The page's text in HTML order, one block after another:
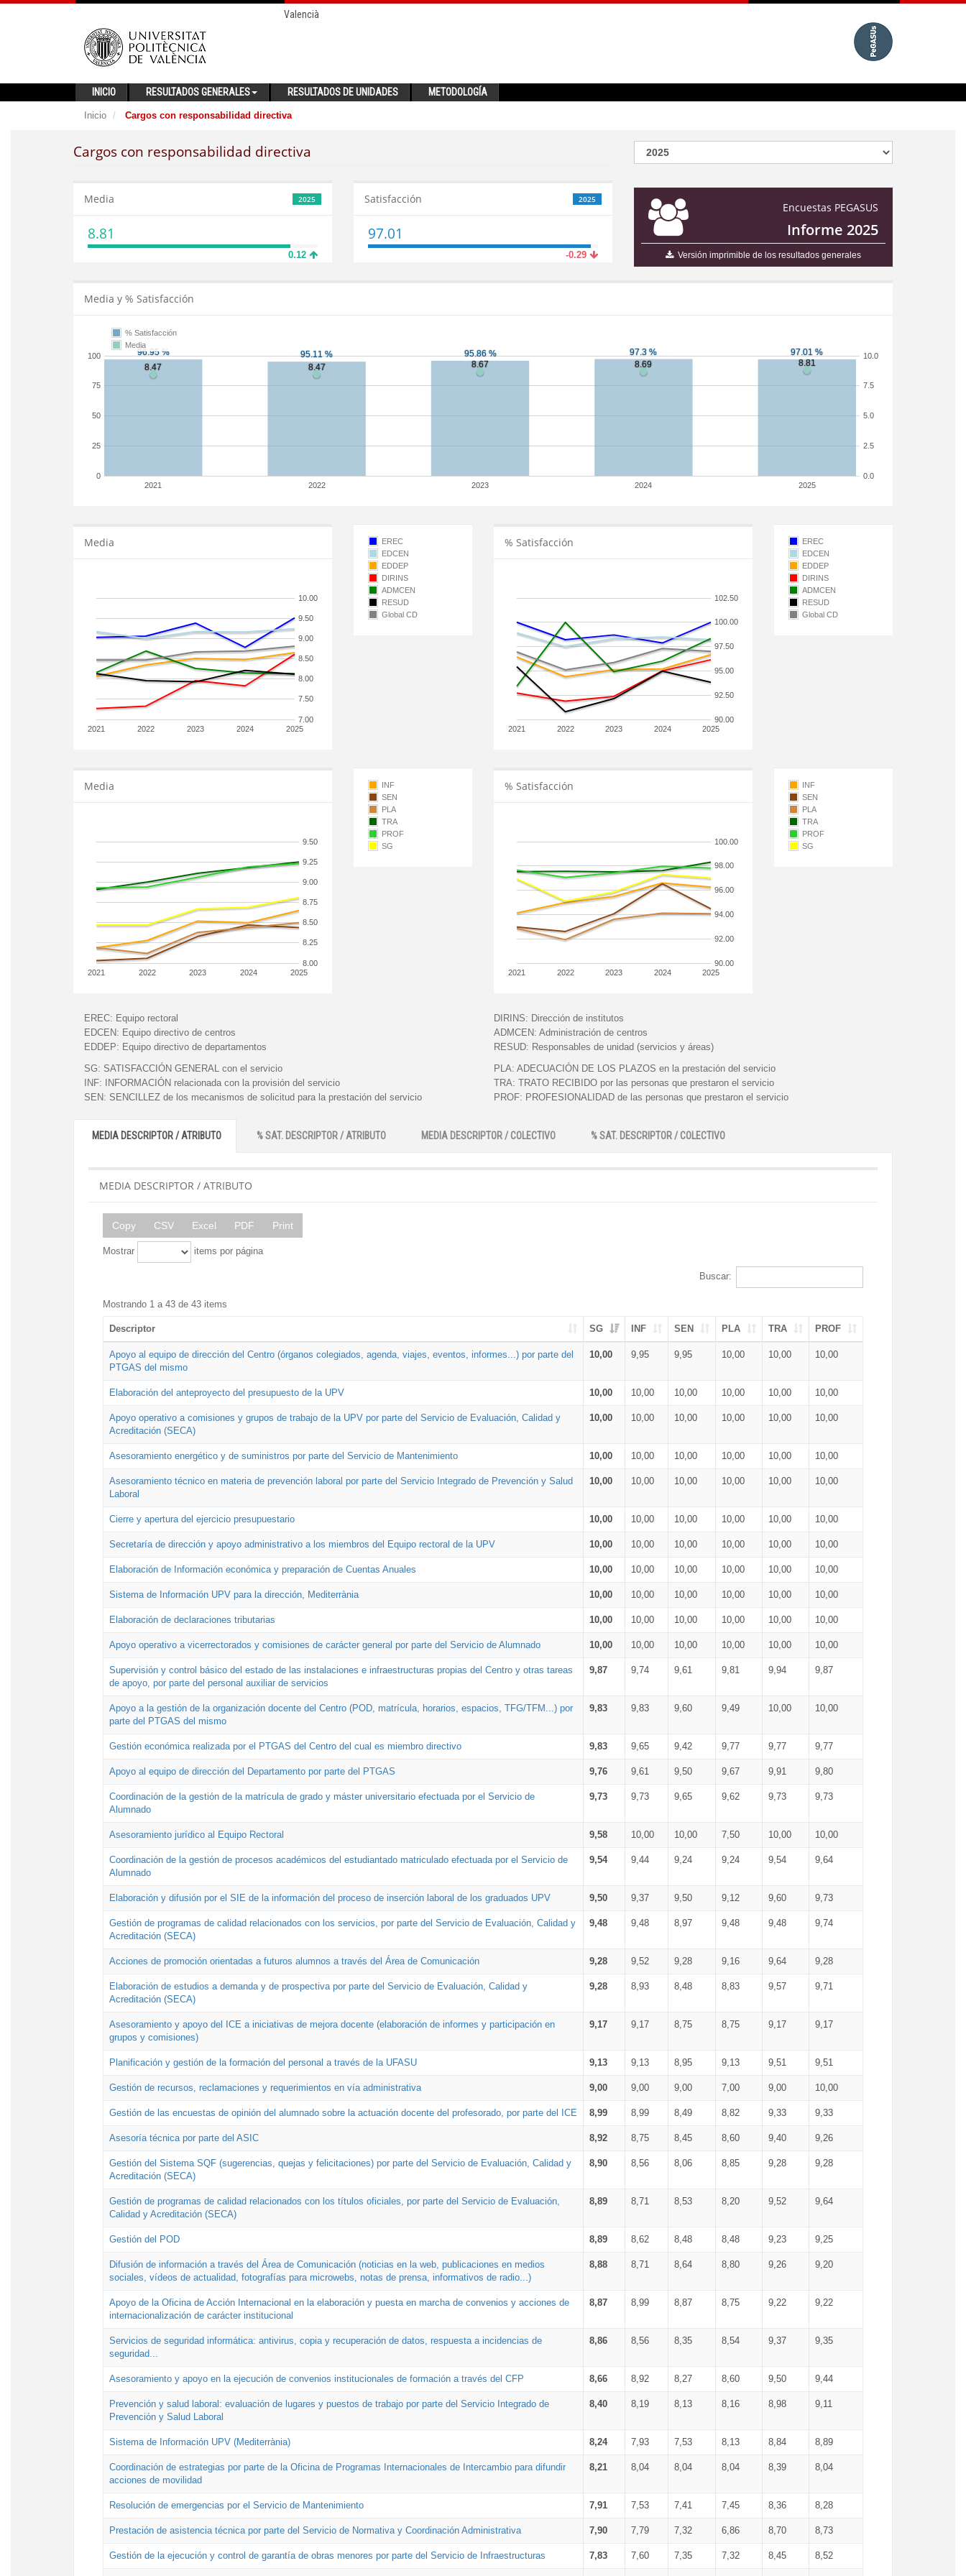
Valencià
INICIO RESULTADOS GENERALES RESULTADOS DE UNIDADES METODOLOGÍA
Inicio Cargos con responsabilidad directiva
Cargos con responsabilidad directiva
Encuestas PEGASUS
Informe 2025
Versión imprimible de los resultados generales
2025
Media
8.81
0.12
2025
Satisfacción
97.01
-0.29
Media y % Satisfacción
2021 2022 2023 2024 2025
0
25
50
75
100
0.0
2.5
5.0
7.5
10.0
% Satisfacción
Media
Media
2021 2022 2023 2024 2025
7.00
7.50
8.00
8.50
9.00
9.50
10.00
EREC
EDCEN
EDDEP
DIRINS
ADMCEN
RESUD
Global CD
% Satisfacción
2021 2022 2023 2024 2025
90.00
92.50
95.00
97.50
100.00
102.50
EREC
EDCEN
EDDEP
DIRINS
ADMCEN
RESUD
Global CD
Media
2021 2022 2023 2024 2025
8.00
8.25
8.50
8.75
9.00
9.25
9.50
INF
SEN
PLA
TRA
PROF
SG
% Satisfacción
2021 2022 2023 2024 2025
90.00
92.00
94.00
96.00
98.00
100.00
INF
SEN
PLA
TRA
PROF
SG
EREC: Equipo rectoral
EDCEN: Equipo directivo de centros
EDDEP: Equipo directivo de departamentos
DIRINS: Dirección de institutos
ADMCEN: Administración de centros
RESUD: Responsables de unidad (servicios y áreas)
SG: SATISFACCIÓN GENERAL con el servicio
INF:
INFORMACIÓN relacionada con la provisión del servicio
SEN: SENCILLEZ de los mecanismos de solicitud para la prestación del servicio
PLA: ADECUACIÓN DE LOS PLAZOS en la prestación del servicio
TRA: TRATO RECIBIDO por las personas que prestaron el servicio
PROF: PROFESIONALIDAD de las personas que prestaron el servicio
MEDIA DESCRIPTOR / ATRIBUTO % SAT. DESCRIPTOR / ATRIBUTO MEDIA DESCRIPTOR / COLECTIVO % SAT. DESCRIPTOR / COLECTIVO
MEDIA DESCRIPTOR / ATRIBUTO
Copy CSV Excel PDF Print
Mostrar items por página
Buscar:
Mostrando 1 a 43 de 43 items
Descriptor SG INF SEN PLA TRA PROF
Apoyo al equipo de dirección del Centro (órganos colegiados, agenda, viajes, eventos, informes...) por parte del
PTGAS del mismo
10,00 9,95 9,95 10,00 10,00 10,00
Elaboración del anteproyecto del presupuesto de la UPV 10,00 10,00 10,00 10,00 10,00 10,00
Apoyo operativo a comisiones y grupos de trabajo de la UPV por parte del Servicio de Evaluación, Calidad y
Acreditación (SECA)
10,00 10,00 10,00 10,00 10,00 10,00
Asesoramiento energético y de suministros por parte del Servicio de Mantenimiento 10,00 10,00 10,00 10,00 10,00 10,00
Asesoramiento técnico en materia de prevención laboral por parte del Servicio Integrado de Prevención y Salud
Laboral
10,00 10,00 10,00 10,00 10,00 10,00
Cierre y apertura del ejercicio presupuestario 10,00 10,00 10,00 10,00 10,00 10,00
Secretaría de dirección y apoyo administrativo a los miembros del Equipo rectoral de la UPV 10,00 10,00 10,00 10,00 10,00 10,00
Elaboración de Información económica y preparación de Cuentas Anuales 10,00 10,00 10,00 10,00 10,00 10,00
Sistema de Información UPV para la dirección, Mediterrània 10,00 10,00 10,00 10,00 10,00 10,00
Elaboración de declaraciones tributarias 10,00 10,00 10,00 10,00 10,00 10,00
Apoyo operativo a vicerrectorados y comisiones de carácter general por parte del Servicio de Alumnado 10,00 10,00 10,00 10,00 10,00 10,00
Supervisión y control básico del estado de las instalaciones e infraestructuras propias del Centro y otras tareas
de apoyo, por parte del personal auxiliar de servicios
9,87 9,74 9,61 9,81 9,94 9,87
Apoyo a la gestión de la organización docente del Centro (POD, matrícula, horarios, espacios, TFG/TFM...) por
parte del PTGAS del mismo
9,83 9,83 9,60 9,49 10,00 10,00
Gestión económica realizada por el PTGAS del Centro del cual es miembro directivo 9,83 9,65 9,42 9,77 9,77 9,77
Apoyo al equipo de dirección del Departamento por parte del PTGAS 9,76 9,61 9,50 9,67 9,91 9,80
Coordinación de la gestión de la matrícula de grado y máster universitario efectuada por el Servicio de
Alumnado
9,73 9,73 9,65 9,62 9,73 9,73
Asesoramiento jurídico al Equipo Rectoral 9,58 10,00 10,00 7,50 10,00 10,00
Coordinación de la gestión de procesos académicos del estudiantado matriculado efectuada por el Servicio de
Alumnado
9,54 9,44 9,24 9,24 9,54 9,64
Elaboración y difusión por el SIE de la información del proceso de inserción laboral de los graduados UPV 9,50 9,37 9,50 9,12 9,60 9,73
Gestión de programas de calidad relacionados con los servicios, por parte del Servicio de Evaluación, Calidad y
Acreditación (SECA)
9,48 9,48 8,97 9,48 9,48 9,74
Acciones de promoción orientadas a futuros alumnos a través del Área de Comunicación 9,28 9,52 9,28 9,16 9,64 9,28
Elaboración de estudios a demanda y de prospectiva por parte del Servicio de Evaluación, Calidad y
Acreditación (SECA)
9,28 8,93 8,48 8,83 9,57 9,71
Asesoramiento y apoyo del ICE a iniciativas de mejora docente (elaboración de informes y participación en
grupos y comisiones)
9,17 9,17 8,75 8,75 9,17 9,17
Planificación y gestión de la formación del personal a través de la UFASU 9,13 9,13 8,95 9,13 9,51 9,51
Gestión de recursos, reclamaciones y requerimientos en vía administrativa 9,00 9,00 9,00 7,00 9,00 10,00
Gestión de las encuestas de opinión del alumnado sobre la actuación docente del profesorado, por parte del ICE 8,99 8,99 8,49 8,82 9,33 9,33
Asesoría técnica por parte del ASIC 8,92 8,75 8,45 8,60 9,40 9,26
Gestión del Sistema SQF (sugerencias, quejas y felicitaciones) por parte del Servicio de Evaluación, Calidad y
Acreditación (SECA)
8,90 8,56 8,06 8,85 9,28 9,28
Gestión de programas de calidad relacionados con los títulos oficiales, por parte del Servicio de Evaluación,
Calidad y Acreditación (SECA)
8,89 8,71 8,53 8,20 9,52 9,64
Gestión del POD 8,89 8,62 8,48 8,48 9,23 9,25
Difusión de información a través del Área de Comunicación (noticias en la web, publicaciones en medios
sociales, vídeos de actualidad, fotografías para microwebs, notas de prensa, informativos de radio...)
8,88 8,71 8,64 8,80 9,26 9,20
Apoyo de la Oficina de Acción Internacional en la elaboración y puesta en marcha de convenios y acciones de
internacionalización de carácter institucional
8,87 8,99 8,87 8,75 9,22 9,22
Servicios de seguridad informática: antivirus, copia y recuperación de datos, respuesta a incidencias de
seguridad...
8,86 8,56 8,35 8,54 9,37 9,35
Asesoramiento y apoyo en la ejecución de convenios institucionales de formación a través del CFP 8,66 8,92 8,27 8,60 9,50 9,44
Prevención y salud laboral: evaluación de lugares y puestos de trabajo por parte del Servicio Integrado de
Prevención y Salud Laboral
8,40 8,19 8,13 8,16 8,98 9,11
Sistema de Información UPV (Mediterrània) 8,24 7,93 7,53 8,13 8,84 8,89
Coordinación de estrategias por parte de la Oficina de Programas Internacionales de Intercambio para difundir
acciones de movilidad
8,21 8,04 8,04 8,04 8,39 8,04
Resolución de emergencias por el Servicio de Mantenimiento 7,91 7,53 7,41 7,45 8,36 8,28
Prestación de asistencia técnica por parte del Servicio de Normativa y Coordinación Administrativa 7,90 7,79 7,32 6,86 8,70 8,73
Gestión de la ejecución y control de garantía de obras menores por parte del Servicio de Infraestructuras 7,83 7,60 7,35 7,32 8,45 8,52